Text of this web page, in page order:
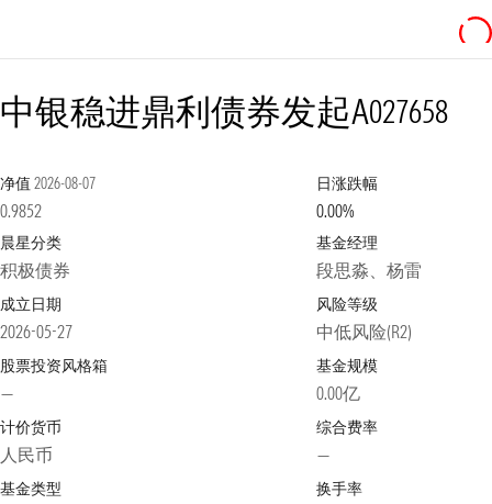
中银稳进鼎利债券发起A027658
净值 2026-08-07
0.9852
日涨跌幅
0.00%
晨星分类
积极债券
基金经理
段思淼、杨雷
成立日期
2026-05-27
风险等级
中低风险(R2)
股票投资风格箱
—
基金规模
0.00亿
计价货币
人民币
综合费率
—
基金类型 换手率